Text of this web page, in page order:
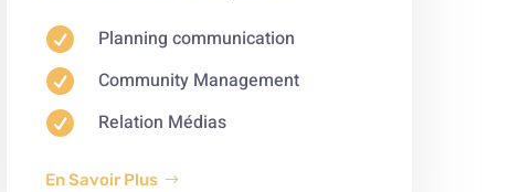
 Planning communication
 Community Management
 Relation Médias
En Savoir Plus